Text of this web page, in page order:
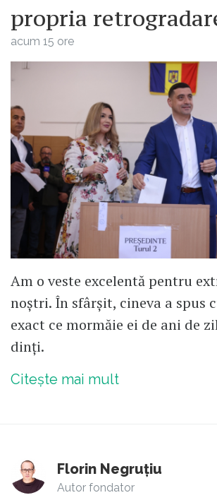
propria
acum 15 ore
Am o veste excelentă pentru
noștri. În sfârșit, cineva a spus
exact ce mormăie ei de ani de
dinți.
Citește mai mult
Florin Negruțiu
Autor fondator